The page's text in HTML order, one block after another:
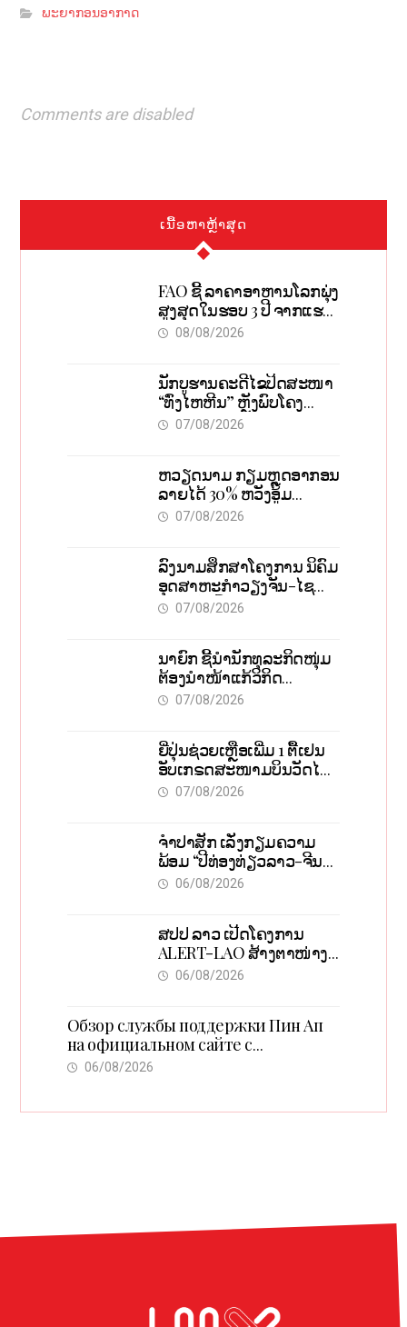
ພະຍາກອນອາກາດ
Comments are disabled
ເນື້ອຫາຫຼ້າສຸດ
FAO ຊີ້ ລາຄາອາຫານໂລກພຸ່ງ
ສູງສຸດໃນຮອບ 3 ປີ ຈາກແຮງ
ກົດດັນຂອງສົງຄາມ, El nino
08/08/2026
ນັກບູຮານຄະດີໄຂປິດສະໜາ
“ທົ່ງໄຫຫີນ” ຫຼັງພົບໂຄງ
ກະດູກ 37 ຄົນໃນຫີນຍັກ
07/08/2026
ຫວຽດນາມ ກຽມຫຼຸດອາກອນ
ລາຍໄດ້ 30% ຫວັງອູ້ມ
ທຸລະກິດຂະໜາດນ້ອຍ ແລະ
07/08/2026
ລົງນາມສຶກສາໂຄງການ ນິຄົມ
ອຸດສາຫະກຳວຽງຈັນ-ໄຊ
ທານີ ຕັ້ງເປົ້າດຶງທຶນ 150 ລ້ານ
07/08/2026
ນາຍົກ ຊີ້ນຳນັກທຸລະກິດໜຸ່ມ
ຕ້ອງນຳໜ້າແກ້ວິກິດ
ເສດຖະກິດ ເນັ້ນດຶງທຶນ
07/08/2026
ຍີ່ປຸ່ນຊ່ວຍເຫຼືອເພີ່ມ 1 ຕື້ເຢນ
ອັບເກຣດສະໜາມບິນວັດໄຕ
ຮັບຮອງການເຕີບໂຕ
07/08/2026
ຈຳປາສັກ ເລັ່ງກຽມຄວາມ
ພ້ອມ “ປີທ່ອງທ່ຽວລາວ-ຈີນ
2027” ຫວັງກະຕຸ້ນເສດຖະກິດ
06/08/2026
ສປປ ລາວ ເປີດໂຄງການ
ALERT-LAO ສ້າງຕາໜ່າງ
ເຕືອນໄພພະຍາດລະບາດທົ່ວ
06/08/2026
Обзор службы поддержки Пин Ап
на официальном сайте с
актуальной информацией
06/08/2026